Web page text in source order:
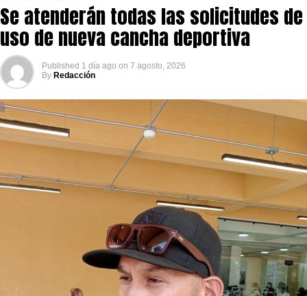
Se atenderán todas las solicitudes de
uso de nueva cancha deportiva
Published 1 día ago on 7 agosto, 2026
By Redacción